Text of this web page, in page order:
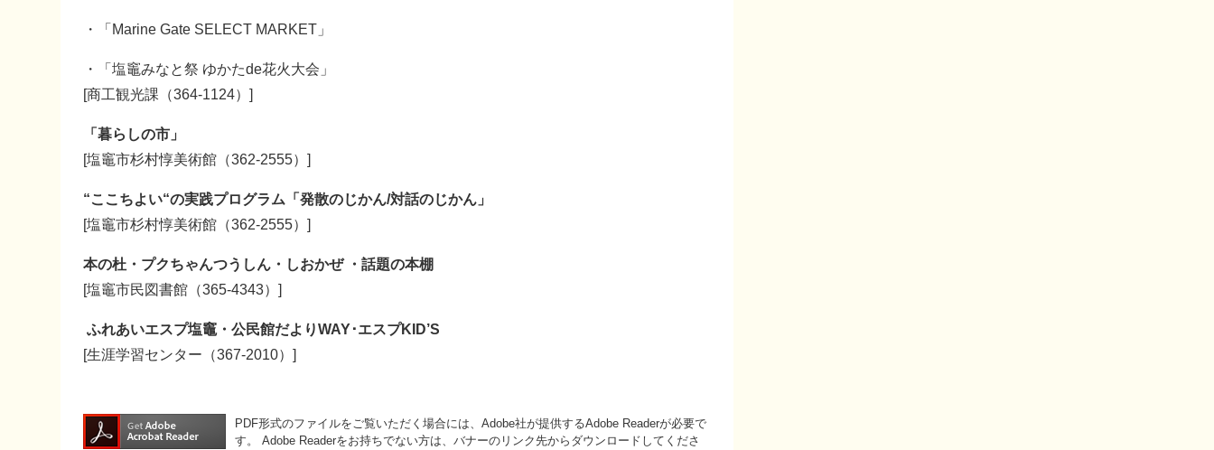
・「Marine Gate SELECT MARKET」
・「塩竈みなと祭 ゆかたde花火大会」
[商工観光課（364-1124）]
「暮らしの市」
​​[塩竈市杉村惇美術館（362-2555）]
“ここちよい“の実践プログラム「発散のじかん/対話のじかん」
​​[塩竈市杉村惇美術館（362-2555）]​
本の杜・プクちゃんつうしん・しおかぜ ・話題の本棚
[塩竈市民図書館（365-4343）]
ふれあいエスプ塩竈・公民館だよりWAY･エスプKID’S
[生涯学習センター（367-2010）]
PDF形式のファイルをご覧いただく場合には、Adobe社が提供するAdobe Readerが必要で
す。
Adobe Readerをお持ちでない方は、バナーのリンク先からダウンロードしてくださ